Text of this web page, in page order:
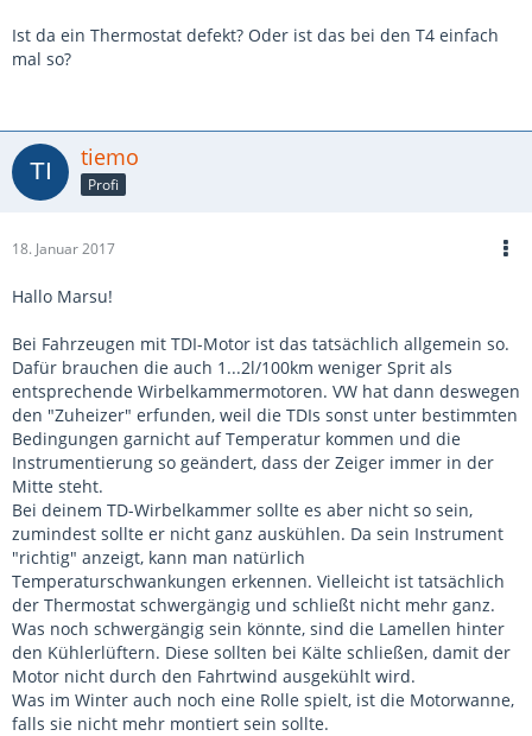
Ist da ein Thermostat defekt? Oder ist das bei den T4 einfach
mal so?
tiemo
Profi
18. Januar 2017
Hallo Marsu!
Bei Fahrzeugen mit TDI-Motor ist das tatsächlich allgemein so.
Dafür brauchen die auch 1...2l/100km weniger Sprit als
entsprechende Wirbelkammermotoren. VW hat dann deswegen
den "Zuheizer" erfunden, weil die TDIs sonst unter bestimmten
Bedingungen garnicht auf Temperatur kommen und die
Instrumentierung so geändert, dass der Zeiger immer in der
Mitte steht.
Bei deinem TD-Wirbelkammer sollte es aber nicht so sein,
zumindest sollte er nicht ganz auskühlen. Da sein Instrument
"richtig" anzeigt, kann man natürlich
Temperaturschwankungen erkennen. Vielleicht ist tatsächlich
der Thermostat schwergängig und schließt nicht mehr ganz.
Was noch schwergängig sein könnte, sind die Lamellen hinter
den Kühlerlüftern. Diese sollten bei Kälte schließen, damit der
Motor nicht durch den Fahrtwind ausgekühlt wird.
Was im Winter auch noch eine Rolle spielt, ist die Motorwanne,
falls sie nicht mehr montiert sein sollte.